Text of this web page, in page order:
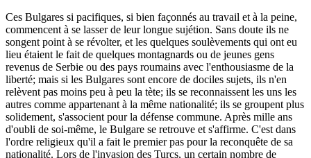
Ces Bulgares si pacifiques, si bien façonnés au travail et à la peine,
commencent à se lasser de leur longue sujétion. Sans doute ils ne
songent point à se révolter, et les quelques soulèvements qui ont eu
lieu étaient le fait de quelques montagnards ou de jeunes gens
revenus de Serbie ou des pays roumains avec l'enthousiasme de la
liberté; mais si les Bulgares sont encore de dociles sujets, ils n'en
relèvent pas moins peu à peu la tète; ils se reconnaissent les uns les
autres comme appartenant à la même nationalité; ils se groupent plus
solidement, s'associent pour la défense commune. Après mille ans
d'oubli de soi-même, le Bulgare se retrouve et s'affirme. C'est dans
l'ordre religieux qu'il a fait le premier pas pour la reconquête de sa
nationalité. Lors de l'invasion des Turcs, un certain nombre de